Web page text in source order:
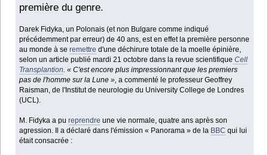
première du genre.
Darek Fidyka, un Polonais (et non Bulgare comme indiqué
précédemment par erreur) de 40 ans, est en effet la première personne
au monde à seremettre d'une déchirure totale de la moelle épinière,
selon un article publié mardi 21 octobre dans la revue scientifique Cell
Transplantion . « C'est encore plus impressionnant que les premiers
pas de l'homme sur la Lune », a commenté le professeur Geoffrey
Raisman, de l'Institut de neurologie du University College de Londres
(UCL).
M. Fidyka a pureprendre une vie normale, quatre ans après son
agression. Il a déclaré dans l'émission « Panorama » de la BBC qui lui
était consacrée :